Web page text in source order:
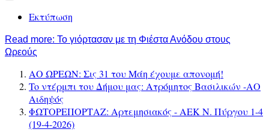
Εκτύπωση
Read more: Το γιόρτασαν με τη Φιέστα Ανόδου στους
Ωρεούς
ΑΟ ΩΡΕΩΝ: Σις 31 του Μάη έχουμε απονομή!
To ντέρμπι του Δήμου μας: Ατρόμητος Βασιλικών -ΑΟ
Αιδηψός
ΦΩΤΟΡΕΠΟΡΤΑΖ: Αρτεμησιακός - ΑΕΚ Ν. Πύργου 1-4
(19-4-2026)